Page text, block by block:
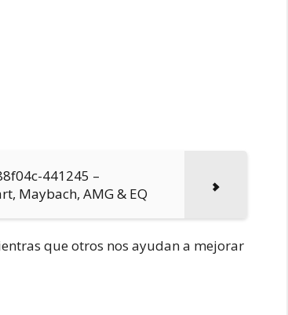
441245 –
Maybach, AMG & EQ
que otros nos ayudan a mejorar